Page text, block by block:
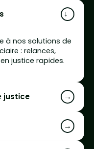
→
à nos solutions de
: relances,
justice rapides.
justice →
→